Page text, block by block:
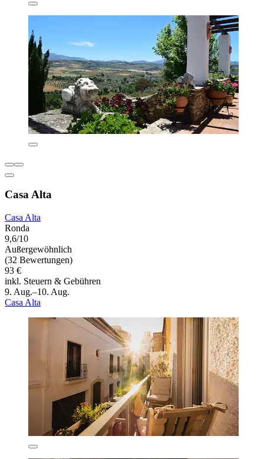
Casa Alta
Casa Alta
Ronda
9,6/10
Außergewöhnlich
(32 Bewertungen)
93 €
inkl. Steuern & Gebühren
9. Aug.–10. Aug.
Casa Alta